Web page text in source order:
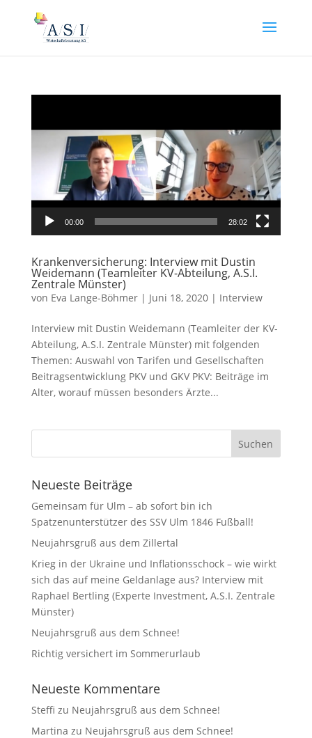
00:00 28:02
Krankenversicherung: Interview mit Dustin
Weidemann (Teamleiter KV-Abteilung, A.S.I.
Zentrale Münster)
von Eva Lange-Böhmer| Juni 18, 2020| Interview
Interview mit Dustin Weidemann (Teamleiter der KV-
Abteilung, A.S.I. Zentrale Münster) mit folgenden
Themen: Auswahl von Tarifen und Gesellschaften
Beitragsentwicklung PKV und GKV PKV: Beiträge im
Alter, worauf müssen besonders Ärzte...
Neueste Beiträge
Gemeinsam für Ulm – ab sofort bin ich
Spatzenunterstützer des SSV Ulm 1846 Fußball!
Neujahrsgruß aus dem Zillertal
Krieg in der Ukraine und Inflationsschock – wie wirkt
sich das auf meine Geldanlage aus? Interview mit
Raphael Bertling (Experte Investment, A.S.I. Zentrale
Münster)
Neujahrsgruß aus dem Schnee!
Richtig versichert im Sommerurlaub
Neueste Kommentare
Steffi zu Neujahrsgruß aus dem Schnee!
Martina zu Neujahrsgruß aus dem Schnee!